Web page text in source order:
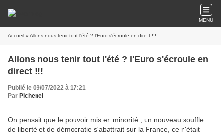
MENU
Accueil » Allons nous tenir tout l'été ? l'Euro s'écroule en direct !!!
Allons nous tenir tout l'été ? l'Euro s'écroule en
direct !!!
Publié le 09/07/2022 à 17:21
Par Pichenel
On pensait que le pouvoir mis en minorité , un nouveau souffle
de liberté et de démocratie s'abattrait sur la France, ce n'était